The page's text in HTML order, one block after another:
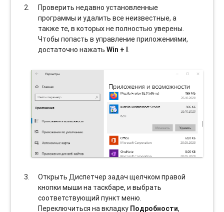
Проверить недавно установленные
программы и удалить все неизвестные, а
также те, в которых не полностью уверены.
Чтобы попасть в управление приложениями,
достаточно нажатьWin + I.
Открыть Диспетчер задач щелчком правой
кнопки мыши на таскбаре, и выбрать
соотвeтствующий пункт меню.
Переключиться на вкладку Подробности,